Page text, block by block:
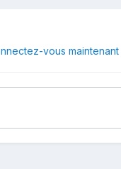
vous maintenant